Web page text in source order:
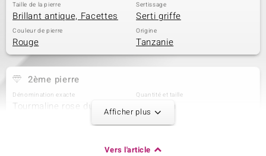
Taille de la pierre
Brillant antique, Facettes
Sertissage
Serti griffe
Couleur de pierre
Rouge
Origine
Tanzanie
2ème pierre
Dénomination exacte
Tourmaline rose du Nigéria
Quantité et taille
4 à 2 mm
Origine
Afficher plus
Vers l'article